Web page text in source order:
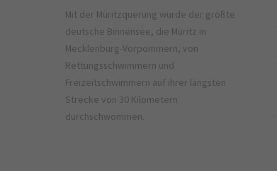
Mit der Müritzquerung wurde der größte
deutsche Binnensee, die Müritz in
Mecklenburg-Vorpommern, von
Rettungsschwimmern und
Freizeitschwimmern auf ihrer längsten
Strecke von 30 Kilometern
durchschwommen.